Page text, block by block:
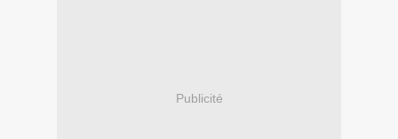
Publicité